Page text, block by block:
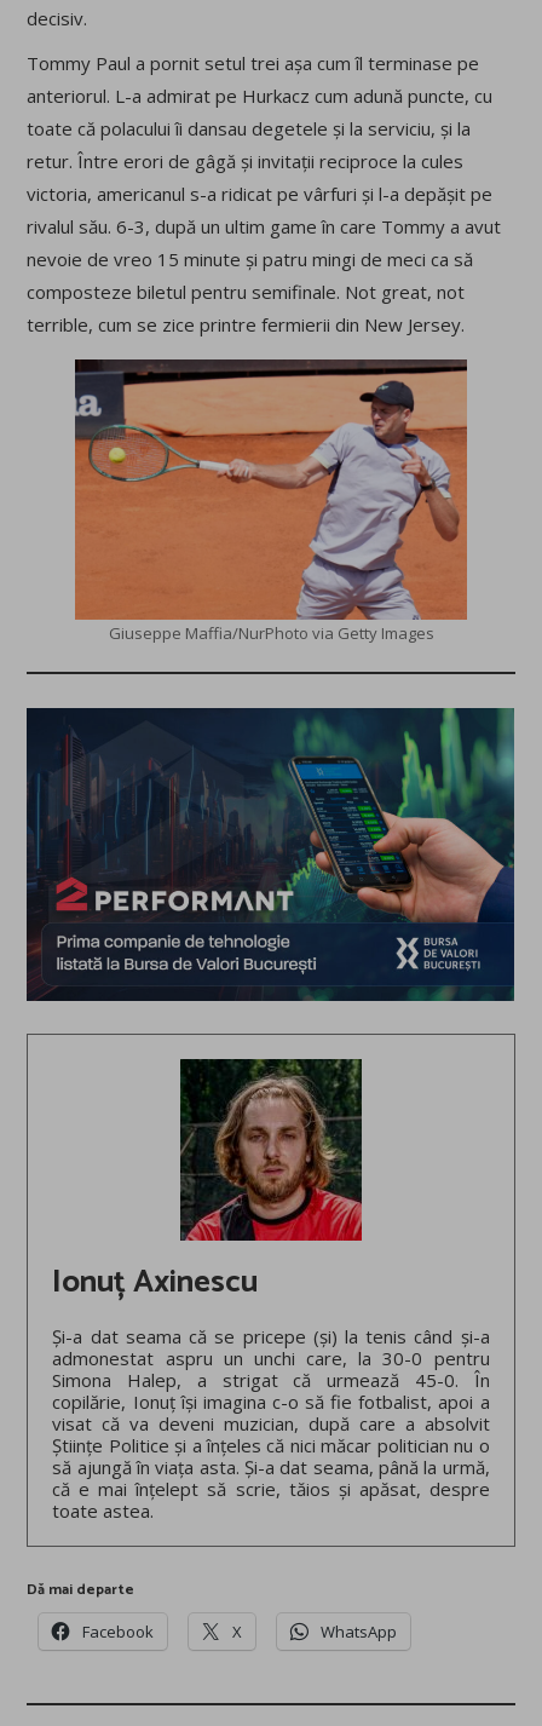
decisiv.
Tommy Paul a pornit setul trei așa cum îl terminase pe
anteriorul. L-a admirat pe Hurkacz cum adună puncte, cu
toate că polacului îi dansau degetele și la serviciu, și la
retur. Între erori de gâgă și invitații reciproce la cules
victoria, americanul s-a ridicat pe vârfuri și l-a depășit pe
rivalul său. 6-3, după un ultim game în care Tommy a avut
nevoie de vreo 15 minute și patru mingi de meci ca să
composteze biletul pentru semifinale. Not great, not
terrible, cum se zice printre fermierii din New Jersey.
Giuseppe Maffia/NurPhoto via Getty Images
Ionuț Axinescu
Și-a dat seama că se pricepe (și) la tenis când și-a
admonestat aspru un unchi care, la 30-0 pentru
Simona Halep, a strigat că urmează 45-0. În
copilărie, Ionuț își imagina c-o să fie fotbalist, apoi a
visat că va deveni muzician, după care a absolvit
Științe Politice și a înțeles că nici măcar politician nu o
să ajungă în viața asta. Și-a dat seama, până la urmă,
că e mai înțelept să scrie, tăios și apăsat, despre
toate astea.
Dă mai departe
Facebook X WhatsApp